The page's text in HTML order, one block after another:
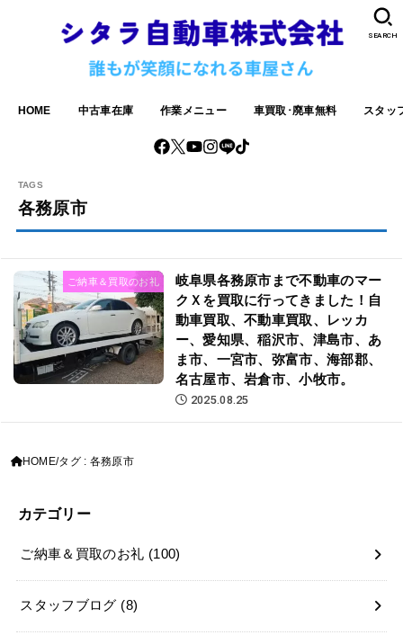
HOME 中古車在庫 作業メニュー 車買取･廃車無料 スタッ
SEARCH
各務原市
ご納車＆買取のお礼
岐阜県各務原市まで不動車のマー
クＸを買取に行ってきました！自
動車買取、不動車買取、レッカ
ー、愛知県、稲沢市、津島市、あ
ま市、一宮市、弥富市、海部郡、
名古屋市、岩倉市、小牧市。
2025.08.25
HOME タグ : 各務原市
カテゴリー
ご納車＆買取のお礼 (100)
スタッフブログ (8)